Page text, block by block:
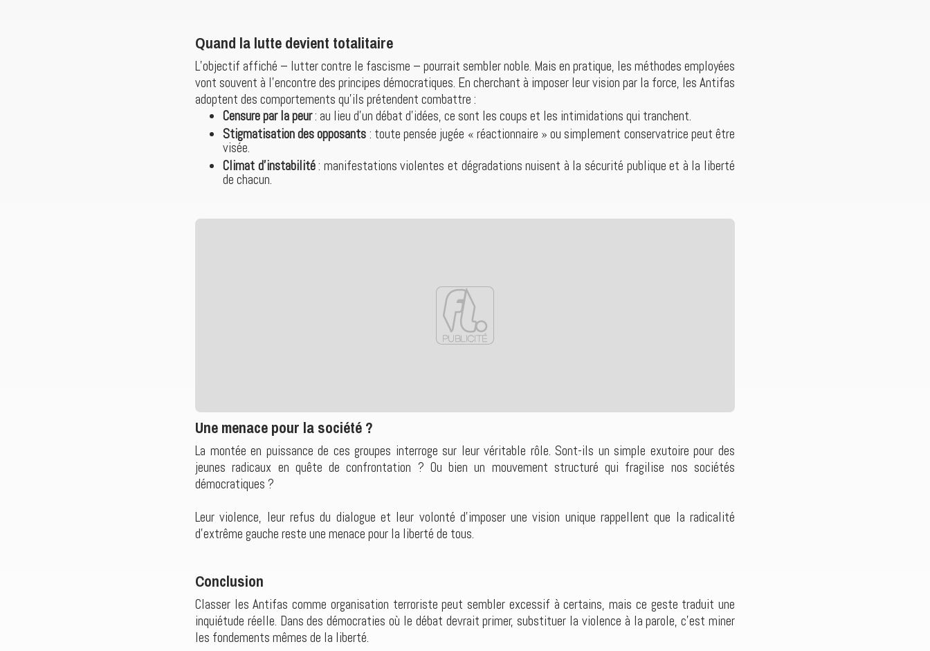
Quand la lutte devient totalitaire
L’objectif affiché – lutter contre le fascisme – pourrait sembler noble. Mais en pratique, les méthodes employées
vont souvent à l’encontre des principes démocratiques. En cherchant à imposer leur vision par la force, les Antifas
adoptent des comportements qu’ils prétendent combattre :
Censure par la peur: au lieu d’un débat d’idées, ce sont les coups et les intimidations qui tranchent.
Stigmatisation des opposants : toute pensée jugée « réactionnaire » ou simplement conservatrice peut être
visée.
Climat d’instabilité: manifestations violentes et dégradations nuisent à la sécurité publique et à la liberté
de chacun.
Une menace pour la société ?
La montée en puissance de ces groupes interroge sur leur véritable rôle. Sont-ils un simple exutoire pour des
jeunes radicaux en quête de confrontation ? Ou bien un mouvement structuré qui fragilise nos sociétés
démocratiques ?
Leur violence, leur refus du dialogue et leur volonté d’imposer une vision unique rappellent que la radicalité
d’extrême gauche reste une menace pour la liberté de tous.
Conclusion
Classer les Antifas comme organisation terroriste peut sembler excessif à certains, mais ce geste traduit une
inquiétude réelle. Dans des démocraties où le débat devrait primer, substituer la violence à la parole, c’est miner
les fondements mêmes de la liberté.